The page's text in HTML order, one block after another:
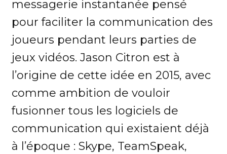
messagerie instantanée pensé
pour faciliter la communication des
joueurs pendant leurs parties de
jeux vidéos. Jason Citron est à
l’origine de cette idée en 2015, avec
comme ambition de vouloir
fusionner tous les logiciels de
communication qui existaient déjà
à l’époque : Skype, TeamSpeak,